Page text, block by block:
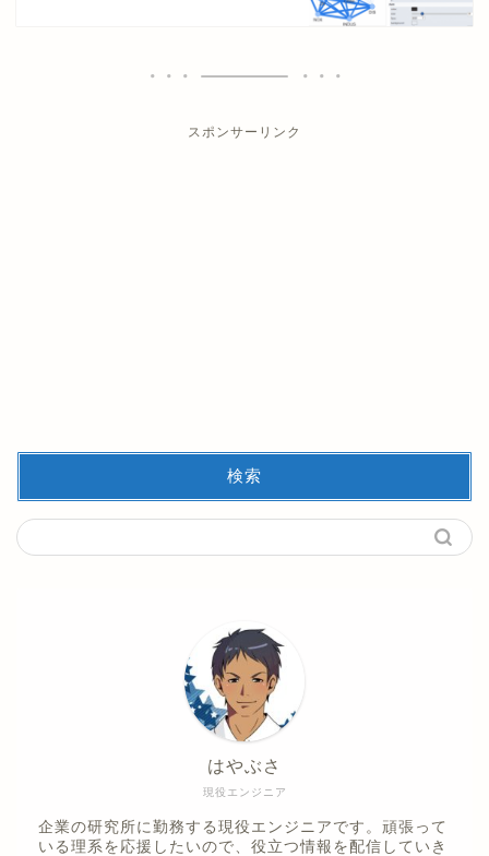
スポンサーリンク
検索
現役エンジニア
はやぶさ
企業の研究所に勤務する現役エンジニアです。頑張って
いる理系を応援したいので、役立つ情報を配信していき